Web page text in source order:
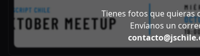
Tienes fotos que quieras
Envíanos un